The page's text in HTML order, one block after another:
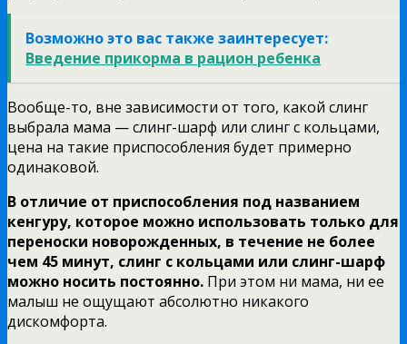
Возможно это вас также заинтересует:
Введение прикорма в рацион ребенка
Вообще-то, вне зависимости от того, какой слинг
выбрала мама — слинг-шарф или слинг с кольцами,
цена на такие приспособления будет примерно
одинаковой.
В отличие от приспособления под названием
кенгуру, которое можно использовать только для
переноски новорожденных, в течение не более
чем 45 минут, слинг с кольцами или слинг-шарф
можно носить постоянно. При этом ни мама, ни ее
малыш не ощущают абсолютно никакого
дискомфорта.